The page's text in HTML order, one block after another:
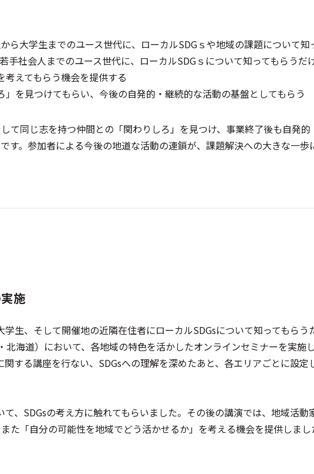
ら大学生までのユース世代に、ローカルSDGｓや地域の課題について知
手社会人までのユース世代に、ローカルSDGｓについて知ってもらうだ
えてもらう機会を提供する
を見つけてもらい、今後の自発的・継続的な活動の基盤としてもらう
て同じ志を持つ仲間との「関わりしろ」を見つけ、事業終了後も自発的
す。参加者による今後の地道な活動の連鎖が、課題解決への大きな一歩
施
学生、そして開催地の近隣在住者にローカルSDGsについて知ってもらう
海道）において、各地域の特色を活かしたオンラインセミナーを実施
する講座を行ない、SDGsへの理解を深めたあと、各エリアごとに設定
、SDGsの考え方に触れてもらいました。その後の講演では、地域活動
た「自分の可能性を地域でどう活かせるか」を考える機会を提供しま